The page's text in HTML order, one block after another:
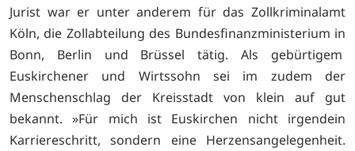
Jurist war er unter anderem für das Zollkriminalamt
Köln, die Zollabteilung des Bundesfinanzministerium in
Bonn, Berlin und Brüssel tätig. Als gebürtigem
Euskirchener und Wirtssohn sei im zudem der
Menschenschlag der Kreisstadt von klein auf gut
bekannt. »Für mich ist Euskirchen nicht irgendein
Karriereschritt, sondern eine Herzensangelegenheit.